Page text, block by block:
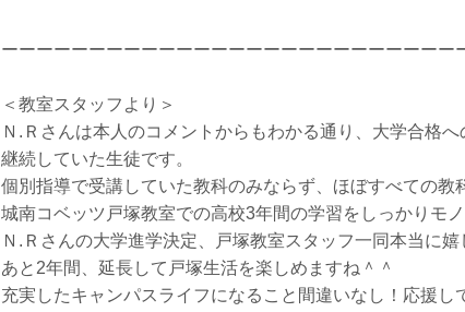
ーーーーーーーーーーーーーーーーーーーーーーーーーー
＜教室スタッフより＞
Ｎ.Ｒさんは本人のコメントからもわかる通り、大学合格
継続していた生徒です。
個別指導で受講していた教科のみならず、ほぼすべての教
城南コベッツ戸塚教室での高校3年間の学習をしっかりモ
Ｎ.Ｒさんの大学進学決定、戸塚教室スタッフ一同本当に嬉
あと2年間、延長して戸塚生活を楽しめますね＾＾
充実したキャンパスライフになること間違いなし！応援し